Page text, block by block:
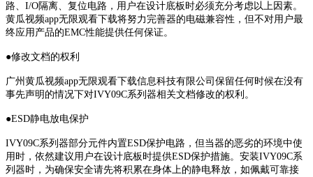
路、I/O隔离、复位电路，用户在设计底板时必须充分考虑以上因素。
黄瓜视频app无限观看下载将努力完善器的电磁兼容性，但不对用户最
终应用产品的EMC性能提供任何保证。
●修改文档的权利
广州黄瓜视频app无限观看下载信息科技有限公司保留任何时候在没有
事先声明的情况下对IVY09C系列器相关文档修改的权利。
●ESD静电放电保护
IVY09C系列器部分元件内置ESD保护电路，但当器的恶劣的环境中使
用时，依然建议用户在设计底板时提供ESD保护措施。安装IVY09C系
列器时，为确保安全请先将积累在身体上的静电释放，如佩戴可靠接